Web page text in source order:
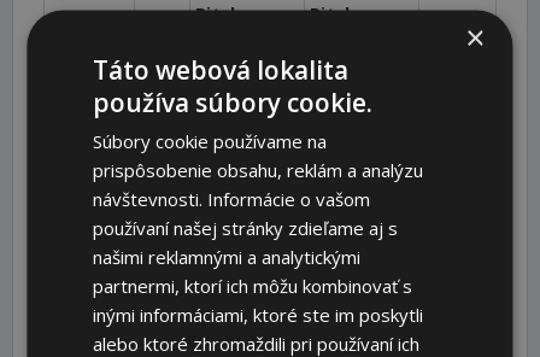
ISO-
Nr.
Pitch p x
Width b
[mm]
Pitch p x
Width b1
[in.]
10199003
1
9,525 x 5,72
10599003
1
12,7 x 7,75 1/2 x 5/16
10699003
10 B-
15,875 x
9,65
5/8 x 3/8
10799003 12 B-
1
19,05 x
11,68
3/4 x 7/16
×
Táto webová lokalita
používa súbory cookie.
Súbory cookie používame na
prispôsobenie obsahu, reklám a analýzu
návštevnosti. Informácie o vašom
používaní našej stránky zdieľame aj s
našimi reklamnými a analytickými
partnermi, ktorí ich môžu kombinovať s
inými informáciami, ktoré ste im poskytli
alebo ktoré zhromaždili pri používaní ich